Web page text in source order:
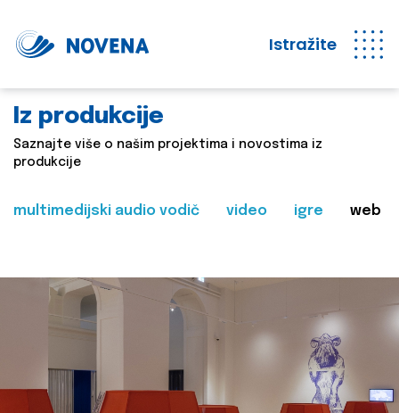
Istražite
Iz produkcije
Saznajte više o našim projektima i novostima iz
produkcije
multimedijski audio vodič video igre web